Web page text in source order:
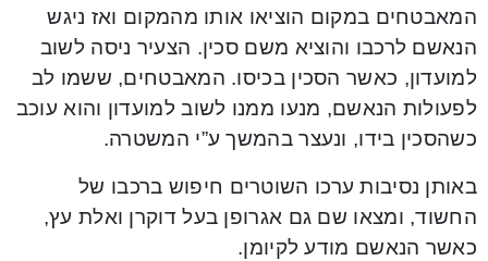
המאבטחים במקום הוציאו אותו מהמקום ואז ניגש
הנאשם לרכבו והוציא משם סכין. הצעיר ניסה לשוב
למועדון, כאשר הסכין בכיסו. המאבטחים, ששמו לב
לפעולות הנאשם, מנעו ממנו לשוב למועדון והוא עוכב
כשהסכין בידו, ונעצר בהמשך ע”י המשטרה.
באותן נסיבות ערכו השוטרים חיפוש ברכבו של
החשוד, ומצאו שם גם אגרופן בעל דוקרן ואלת עץ,
כאשר הנאשם מודע לקיומן.